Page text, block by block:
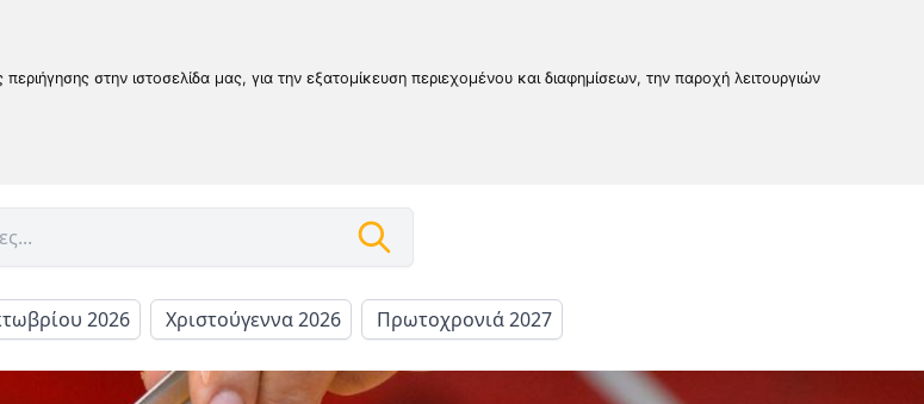
στην ιστοσελίδα μας, για την εξατομίκευση περιεχομένου και διαφημίσεων, την παροχή λειτουργιών
2026 Χριστούγεννα 2026 Πρωτοχρονιά 2027